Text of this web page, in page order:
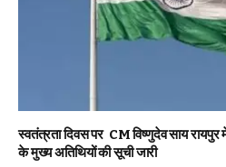
स्वतंत्रता दिवस पर CM विष्णुदेव साय रायपुर
के मुख्य अतिथियों की सूची जारी